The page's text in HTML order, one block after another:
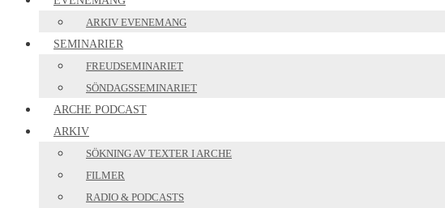
ARKIV EVENEMANG
SEMINARIER
FREUDSEMINARIET
SÖNDAGSSEMINARIET
ARCHE PODCAST
ARKIV
SÖKNING AV TEXTER I ARCHE
FILMER
RADIO & PODCASTS